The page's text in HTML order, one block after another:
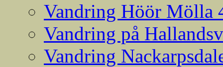
Vandring Höör Mölla
Vandring på
Vandring